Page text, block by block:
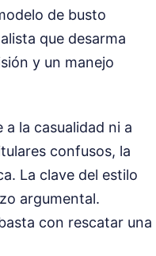
de busto
que desarma
y un manejo
la casualidad ni a
confusos, la
La clave del estilo
argumental.
con rescatar una